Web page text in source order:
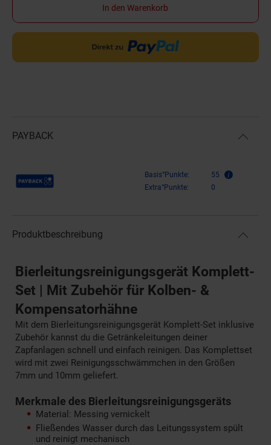
In den Warenkorb
PAYBACK
Payback Punkte Basis°Punkte:
55
Extra°Punkte:
0
Produktbeschreibung
Bierleitungsreinigungsgerät Komplett-
Set | Mit Zubehör für Kolben- &
Kompensatorhähne
Mit dem Bierleitungsreinigungsgerät Komplett-Set inklusive
Zubehör kannst du die Getränkeleitungen deiner
Zapfanlagen schnell und einfach reinigen. Das Komplettset
wird mit zwei Reinigungsschwämmchen in den Größen
7mm und 10mm geliefert.
Merkmale des Bierleitungsreinigungsgeräts
Material: Messing vernickelt
Fließendes Wasser durch das Leitungssystem spült
und reinigt mechanisch